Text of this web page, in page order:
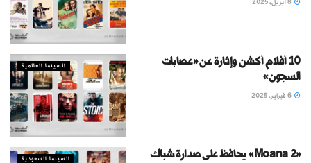
السينما العالمية
10 أفلام أكشن وإثارة عن «عصابات
السجون»
السينما السعودية
«Moana 2» يحافظ على صدارة شباك